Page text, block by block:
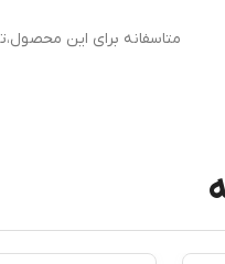
متاسفانه برای این